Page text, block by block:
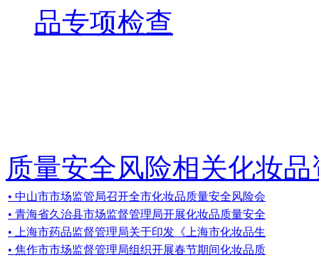
品专项检查
质量安全风险相关化妆品
• 中山市市场监管局召开全市化妆品质量安全风险会
• 青海省久治县市场监督管理局开展化妆品质量安全
• 上海市药品监督管理局关于印发《上海市化妆品生
• 焦作市市场监督管理局组织开展春节期间化妆品质